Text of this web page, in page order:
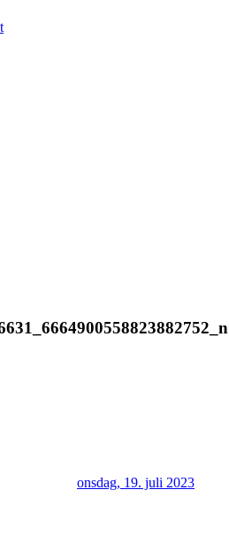
onsdag, 19. juli 2023